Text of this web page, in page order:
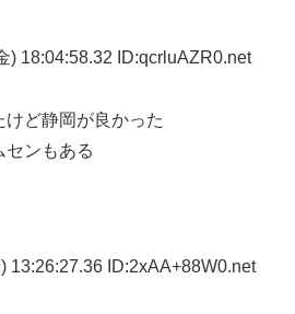
) 18:04:58.32 ID:qcrluAZR0.net
ど静岡が良かった
センもある
13:26:27.36 ID:2xAA+88W0.net